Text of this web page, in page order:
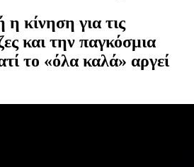
η κίνηση για τις
και την παγκόσμια
το «όλα καλά» αργεί